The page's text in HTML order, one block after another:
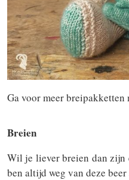
Ga voor meer breipakketten
Breien
Wil je liever breien dan
ben altijd weg van deze beer